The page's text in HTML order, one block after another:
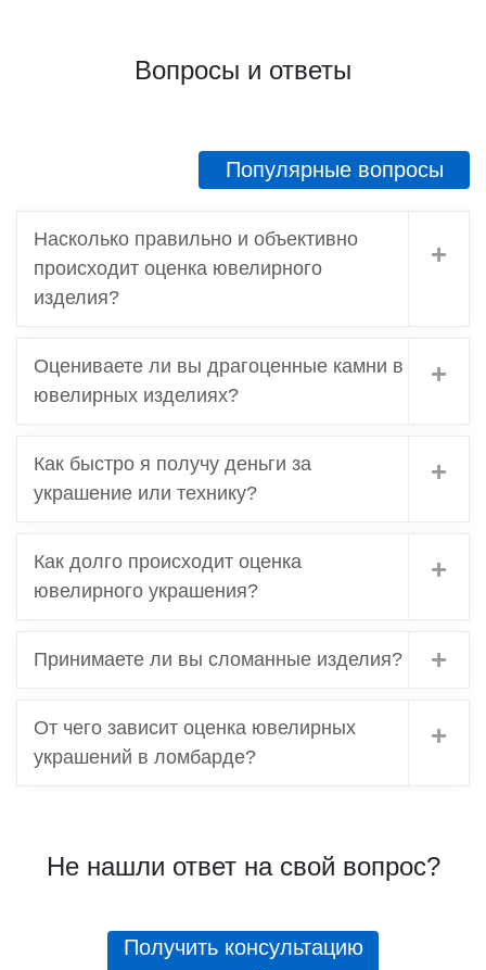
Вопросы и ответы
Популярные вопросы
Насколько правильно и объективно
происходит оценка ювелирного
изделия?
Оцениваете ли вы драгоценные камни в
ювелирных изделиях?
Как быстро я получу деньги за
украшение или технику?
Как долго происходит оценка
ювелирного украшения?
Принимаете ли вы сломанные изделия?
От чего зависит оценка ювелирных
украшений в ломбарде?
Не нашли ответ на свой вопрос?
Получить консультацию